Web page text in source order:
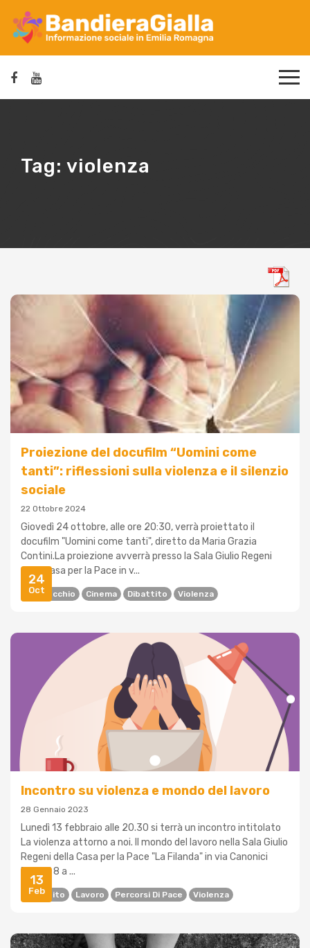
Tag: violenza
24
Oct
Proiezione del docufilm “Uomini come
tanti”: riflessioni sulla violenza e il silenzio
sociale
22 Ottobre 2024
Giovedì 24 ottobre, alle ore 20:30, verrà proiettato il
docufilm "Uomini come tanti", diretto da Maria Grazia
Contini.La proiezione avverrà presso la Sala Giulio Regeni
della Casa per la Pace in v...
Casalecchio Cinema Dibattito Violenza
13
Feb
Incontro su violenza e mondo del lavoro
28 Gennaio 2023
Lunedì 13 febbraio alle 20.30 si terrà un incontro intitolato
La violenza attorno a noi. Il mondo del lavoro nella Sala Giulio
Regeni della Casa per la Pace "La Filanda" in via Canonici
Renani 8 a ...
Dibattito Lavoro Percorsi Di Pace Violenza